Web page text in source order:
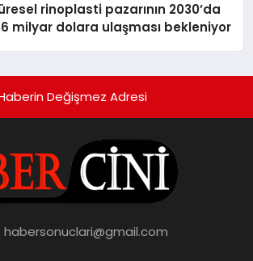
rinoplasti pazarının 2030’da
milyar dolara ulaşması bekleniyor
Değişmez Adresi
habersonuclari@gmail.com